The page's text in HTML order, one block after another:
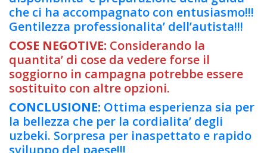
che ci ha accompagnato con entusiasmo!!!
Gentilezza professionalita’ dell’autista!!!
COSE NEGOTIVE: Considerando la
quantita’ di cose da vedere forse il
soggiorno in campagna potrebbe essere
sostituito con altre opzioni.
CONCLUSIONE: Ottima esperienza sia per
la bellezza che per la cordialita’ degli
uzbeki. Sorpresa per inaspettato e rapido
sviluppo del paese!!!